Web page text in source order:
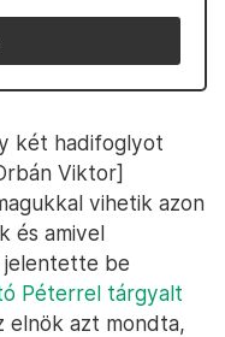
két hadifoglyot
Viktor]
vihetik azon
és amivel
jelentette be
Péterrel tárgyalt
elnök azt mondta,